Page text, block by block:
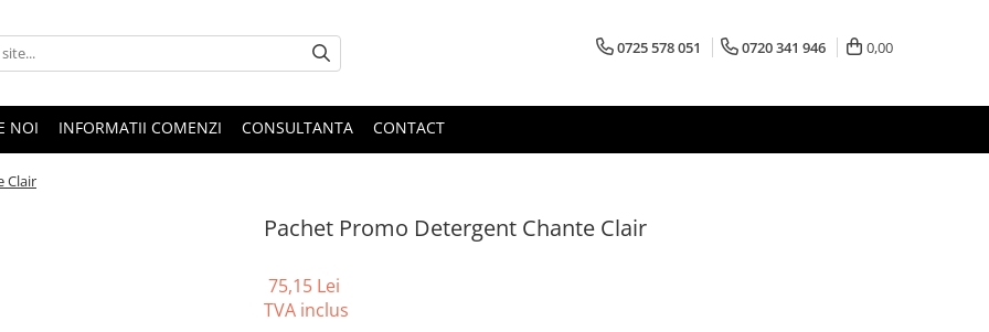
0725 578 051 0720 341 946 0,00
NOI INFORMATII COMENZI CONSULTANTA CONTACT
Clair
Pachet Promo Detergent Chante Clair
75,15 Lei
TVA inclus